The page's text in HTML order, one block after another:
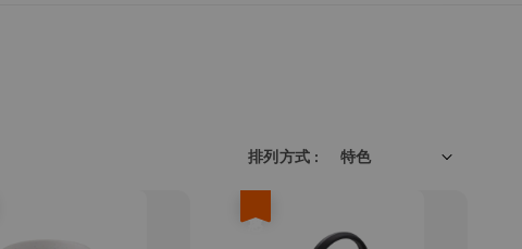
排列方式 :